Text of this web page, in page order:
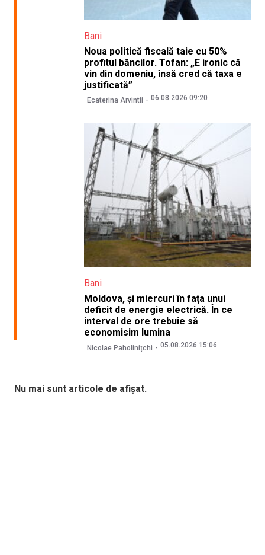
Bani
Noua politică fiscală taie cu 50%
profitul băncilor. Tofan: „E ironic că
vin din domeniu, însă cred că taxa e
justificată”
Ecaterina Arvintii 06.08.2026 09:20
Bani
Moldova, și miercuri în fața unui
deficit de energie electrică. În ce
interval de ore trebuie să
economisim lumina
Nicolae Paholinițchi 05.08.2026 15:06
Nu mai sunt articole de afișat.